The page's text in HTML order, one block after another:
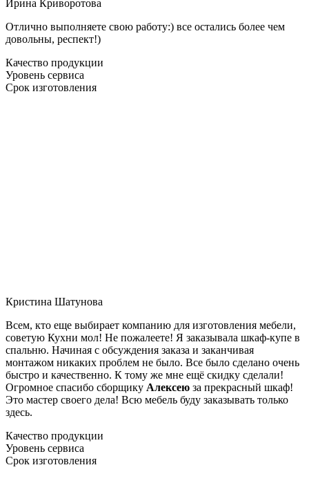
Ирина Криворотова
Отлично выполняете свою работу:) все остались более чем
довольны, респект!)
Качество продукции
Уровень сервиса
Срок изготовления
Кристина Шатунова
Всем, кто еще выбирает компанию для изготовления мебели,
советую Кухни мол! Не пожалеете! Я заказывала шкаф-купе в
спальню. Начиная с обсуждения заказа и заканчивая
монтажом никаких проблем не было. Все было сделано очень
быстро и качественно. К тому же мне ещё скидку сделали!
Огромное спасибо сборщику Алексею за прекрасный шкаф!
Это мастер своего дела! Всю мебель буду заказывать только
здесь.
Качество продукции
Уровень сервиса
Срок изготовления